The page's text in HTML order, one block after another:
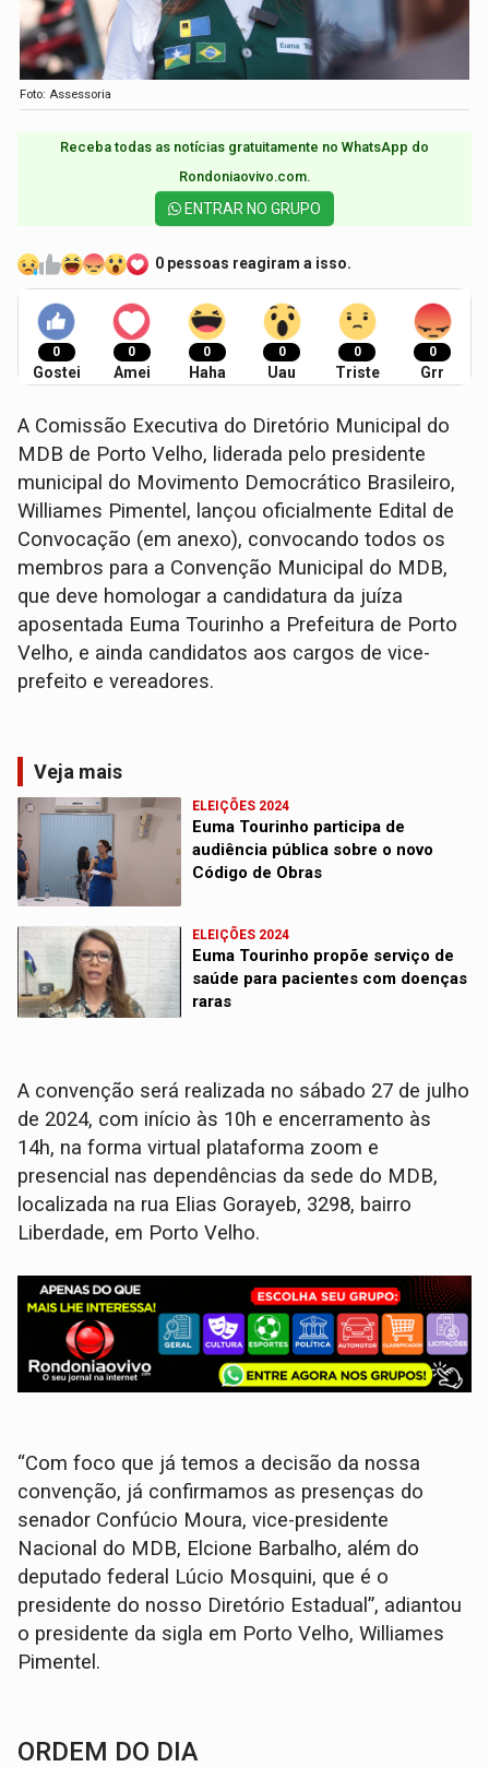
Foto: Assessoria
Receba todas as notícias gratuitamente no WhatsApp do
Rondoniaovivo.com.​
ENTRAR NO GRUPO
0 pessoas reagiram a isso.
0
Gostei
0
Amei
0
Haha
0
Uau
0
Triste
0
Grr
A Comissão Executiva do Diretório Municipal do
MDB de Porto Velho, liderada pelo presidente
municipal do Movimento Democrático Brasileiro,
Williames Pimentel, lançou oficialmente Edital de
Convocação (em anexo), convocando todos os
membros para a Convenção Municipal do MDB,
que deve homologar a candidatura da juíza
aposentada Euma Tourinho a Prefeitura de Porto
Velho, e ainda candidatos aos cargos de vice-
prefeito e vereadores.
Veja mais
ELEIÇÕES 2024
Euma Tourinho participa de
audiência pública sobre o novo
Código de Obras
ELEIÇÕES 2024
Euma Tourinho propõe serviço de
saúde para pacientes com doenças
raras
A convenção será realizada no sábado 27 de julho
de 2024, com início às 10h e encerramento às
14h, na forma virtual plataforma zoom e
presencial nas dependências da sede do MDB,
localizada na rua Elias Gorayeb, 3298, bairro
Liberdade, em Porto Velho.
“Com foco que já temos a decisão da nossa
convenção, já confirmamos as presenças do
senador Confúcio Moura, vice-presidente
Nacional do MDB, Elcione Barbalho, além do
deputado federal Lúcio Mosquini, que é o
presidente do nosso Diretório Estadual”, adiantou
o presidente da sigla em Porto Velho, Williames
Pimentel.
ORDEM DO DIA